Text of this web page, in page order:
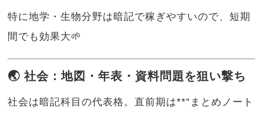
特に地学・生物分野は暗記で稼ぎやすいので、短期
間でも効果大🌱
🌏 社会：地図・年表・資料問題を狙い撃ち
社会は暗記科目の代表格。直前期は**“まとめノート